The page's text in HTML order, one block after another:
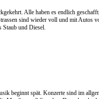
Alle haben es endlich
sind wieder voll und mit Autos
Staub und Diesel.
beginnt spät. Konzerte sind im